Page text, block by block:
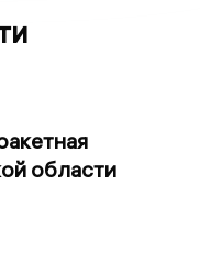
области